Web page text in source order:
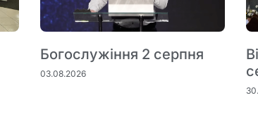
Богослужіння 2 серпня
03.08.2026